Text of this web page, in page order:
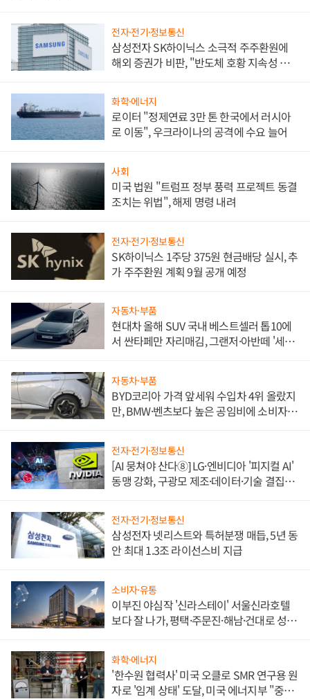
전자·전기·정보통신
삼성전자 SK하이닉스 소극적 주주환원에
해외 증권가 비판, "반도체 호황 지속성 의
화학·에너지
로이터 "정제연료 3만 톤 한국에서 러시아
로 이동", 우크라이나의 공격에 수요 늘어
사회
미국 법원 "트럼프 정부 풍력 프로젝트 동결
조치는 위법", 해제 명령 내려
전자·전기·정보통신
SK하이닉스 1주당 375원 현금배당 실시, 추
가 주주환원 계획 9월 공개 예정
자동차·부품
현대차 올해 SUV 국내 베스트셀러 톱10에
서 싼타페만 자리매김, 그랜저·아반떼 '세단
자동차·부품
BYD코리아 가격 앞세워 수입차 4위 올랐지
만, BMW·벤츠보다 높은 공임비에 소비자
전자·전기·정보통신
[AI 뭉쳐야 산다⑧] LG·엔비디아 '피지컬 AI'
동맹 강화, 구광모 제조·데이터·기술 결집
전자·전기·정보통신
삼성전자 넷리스트와 특허분쟁 매듭, 5년 동
안 최대 1.3조 라이선스비 지급
소비자·유통
이부진 야심작 '신라스테이' 서울신라호텔
보다 잘 나가, 평택·주문진·해남·건대로 성
화학·에너지
'한수원 협력사' 미국 오클로 SMR 연구용 원
자로 '임계 상태' 도달, 미국 에너지부 "중요